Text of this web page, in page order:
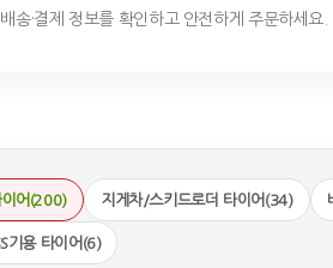
송·결제 정보를 확인하고 안전하게 주문하세요.
이어(200) 지게차/스키드로더 타이어(34)
기용 타이어(6)